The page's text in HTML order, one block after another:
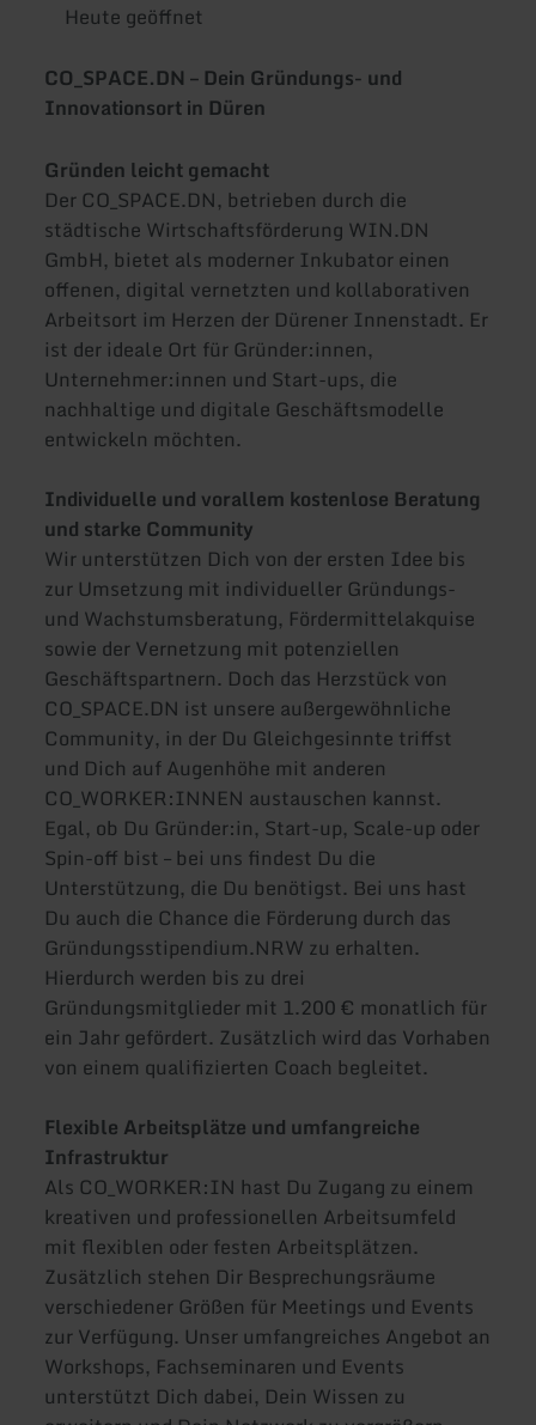
Heute geöffnet
CO_SPACE.DN – Dein Gründungs- und
Innovationsort in Düren
Gründen leicht gemacht
Der CO_SPACE.DN, betrieben durch die
städtische Wirtschaftsförderung WIN.DN
GmbH, bietet als moderner Inkubator einen
offenen, digital vernetzten und kollaborativen
Arbeitsort im Herzen der Dürener Innenstadt. Er
ist der ideale Ort für Gründer:innen,
Unternehmer:innen und Start-ups, die
nachhaltige und digitale Geschäftsmodelle
entwickeln möchten.
Individuelle und vorallem kostenlose Beratung
und starke Community
Wir unterstützen Dich von der ersten Idee bis
zur Umsetzung mit individueller Gründungs-
und Wachstumsberatung, Fördermittelakquise
sowie der Vernetzung mit potenziellen
Geschäftspartnern. Doch das Herzstück von
CO_SPACE.DN ist unsere außergewöhnliche
Community, in der Du Gleichgesinnte triffst
und Dich auf Augenhöhe mit anderen
CO_WORKER:INNEN austauschen kannst.
Egal, ob Du Gründer:in, Start-up, Scale-up oder
Spin-off bist – bei uns findest Du die
Unterstützung, die Du benötigst. Bei uns hast
Du auch die Chance die Förderung durch das
Gründungsstipendium.NRW zu erhalten.
Hierdurch werden bis zu drei
Gründungsmitglieder mit 1.200 € monatlich für
ein Jahr gefördert. Zusätzlich wird das Vorhaben
von einem qualifizierten Coach begleitet.
Flexible Arbeitsplätze und umfangreiche
Infrastruktur
Als CO_WORKER:IN hast Du Zugang zu einem
kreativen und professionellen Arbeitsumfeld
mit flexiblen oder festen Arbeitsplätzen.
Zusätzlich stehen Dir Besprechungsräume
verschiedener Größen für Meetings und Events
zur Verfügung. Unser umfangreiches Angebot an
Workshops, Fachseminaren und Events
unterstützt Dich dabei, Dein Wissen zu